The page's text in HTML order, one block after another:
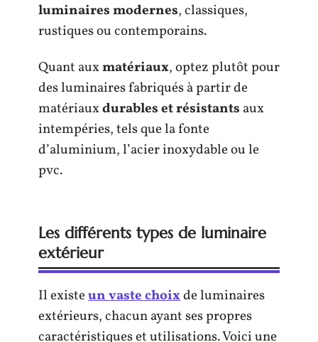
luminaires modernes, classiques,
rustiques ou contemporains.
Quant auxmatériaux, optez plutôt pour
des luminaires fabriqués à partir de
matériauxdurables et résistants aux
intempéries, tels que la fonte
d’aluminium, l’acier inoxydable ou le
pvc.
Les différents types de luminaire
extérieur
Il existeun vaste choixde luminaires
extérieurs, chacun ayant ses propres
caractéristiques et utilisations. Voici une